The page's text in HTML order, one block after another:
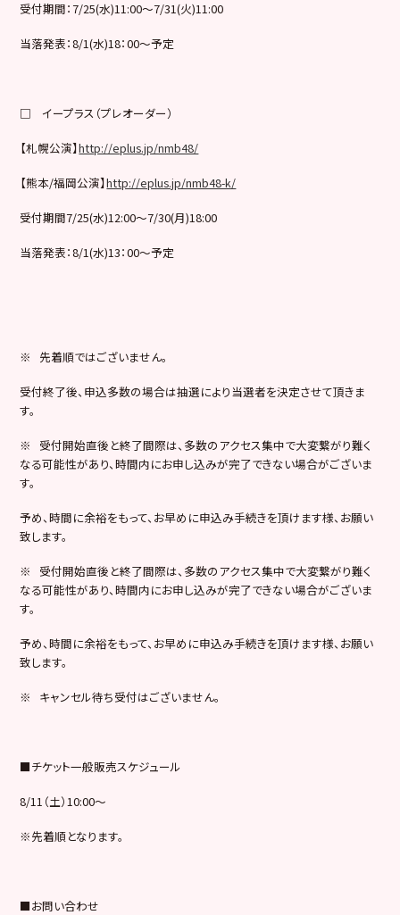
受付期間：7/25(水)11:00～7/31(火)11:00
当落発表：8/1(水)18：00〜予定
□ イープラス（プレオーダー）
【札幌公演】http://eplus.jp/nmb48/
【熊本/福岡公演】http://eplus.jp/nmb48-k/
受付期間7/25(水)12:00〜7/30(月)18:00
当落発表：8/1(水)13：00〜予定
※ 先着順ではございません。
受付終了後、申込多数の場合は抽選により当選者を決定させて頂きま
す。
※ 受付開始直後と終了間際は、多数のアクセス集中で大変繋がり難く
なる可能性があり、時間内にお申し込みが完了できない場合がございま
す。
予め、時間に余裕をもって、お早めに申込み手続きを頂けます様、お願い
致します。
※ 受付開始直後と終了間際は、多数のアクセス集中で大変繋がり難く
なる可能性があり、時間内にお申し込みが完了できない場合がございま
す。
予め、時間に余裕をもって、お早めに申込み手続きを頂けます様、お願い
致します。
※ キャンセル待ち受付はございません。
■チケット一般販売スケジュール
8/11（土）10:00〜
※先着順となります。
■お問い合わせ